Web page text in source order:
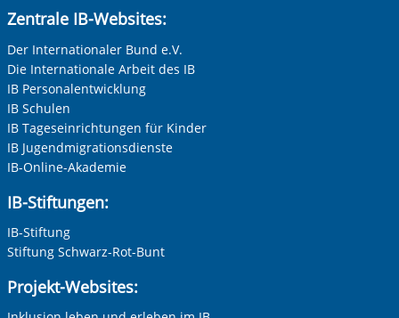
Zentrale IB-Websites:
Der Internationaler Bund e.V.
Die Internationale Arbeit des IB
IB Personalentwicklung
IB Schulen
IB Tageseinrichtungen für Kinder
IB Jugendmigrationsdienste
IB-Online-Akademie
IB-Stiftungen:
IB-Stiftung
Stiftung Schwarz-Rot-Bunt
Projekt-Websites: